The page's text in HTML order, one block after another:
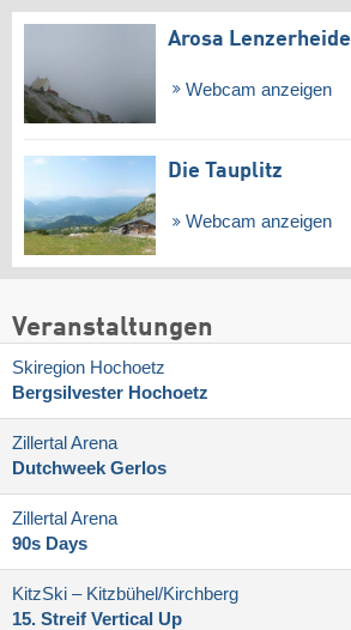
Arosa Lenzerheide
Webcam anzeigen
Die Tauplitz
Webcam anzeigen
Veranstaltungen
Skiregion Hochoetz
Bergsilvester Hochoetz
Zillertal Arena
Dutchweek Gerlos
Zillertal Arena
90s Days
KitzSki – Kitzbühel/​Kirchberg
15. Streif Vertical Up